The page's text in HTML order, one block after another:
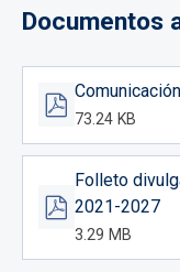
Documentos
73.24 KB
Folleto
2021-2027
3.29 MB